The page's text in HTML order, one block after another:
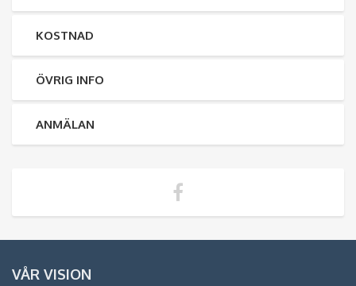
KOSTNAD
ÖVRIG INFO
ANMÄLAN
VÅR VISION